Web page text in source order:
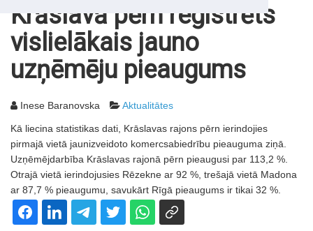
Krāslavā pērn reģistrēts
vislielākais jauno
uzņēmēju pieaugums
Inese Baranovska Aktualitātes
Kā liecina statistikas dati, Krāslavas rajons pērn ierindojies
pirmajā vietā jaunizveidoto komercsabiedrību pieauguma ziņā.
Uzņēmējdarbība Krāslavas rajonā pērn pieaugusi par 113,2 %.
Otrajā vietā ierindojusies Rēzekne ar 92 %, trešajā vietā Madona
ar 87,7 % pieaugumu, savukārt Rīgā pieaugums ir tikai 32 %.